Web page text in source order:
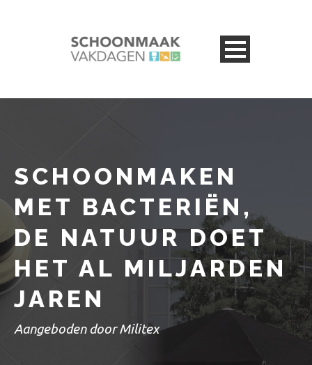
SCHOONMAKEN
MET BACTERIËN,
DE NATUUR DOET
HET AL MILJARDEN
JAREN
Aangeboden door Militex